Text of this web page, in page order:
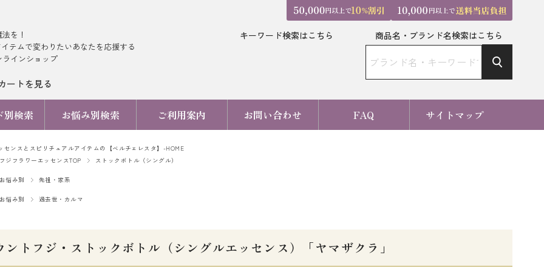
を！
テムで変わりたいあなたを応援する
インショップ
ートを見る
キーワード検索はこちら 商品名・ブランド名検索はこちら
別検索 お悩み別検索 ご利用案内 お問い合わせ FAQ サイトマップ
センスとスピリチュアルアイテムの【ベルチェレスタ】-HOME
ジフラワーエッセンスTOP
ストックボトル（シングル）
悩み別 先祖・家系
悩み別 過去世・カルマ
ントフジ・ストックボトル（シングルエッセンス）「ヤマザクラ」